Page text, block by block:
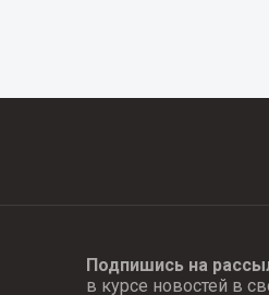
Подпишись на
в курсе новостей в